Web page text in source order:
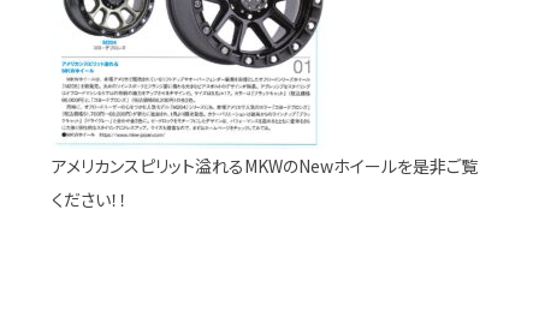
アメリカンスピリット溢れるMKWのNewホイールを是非ご覧
ください！！